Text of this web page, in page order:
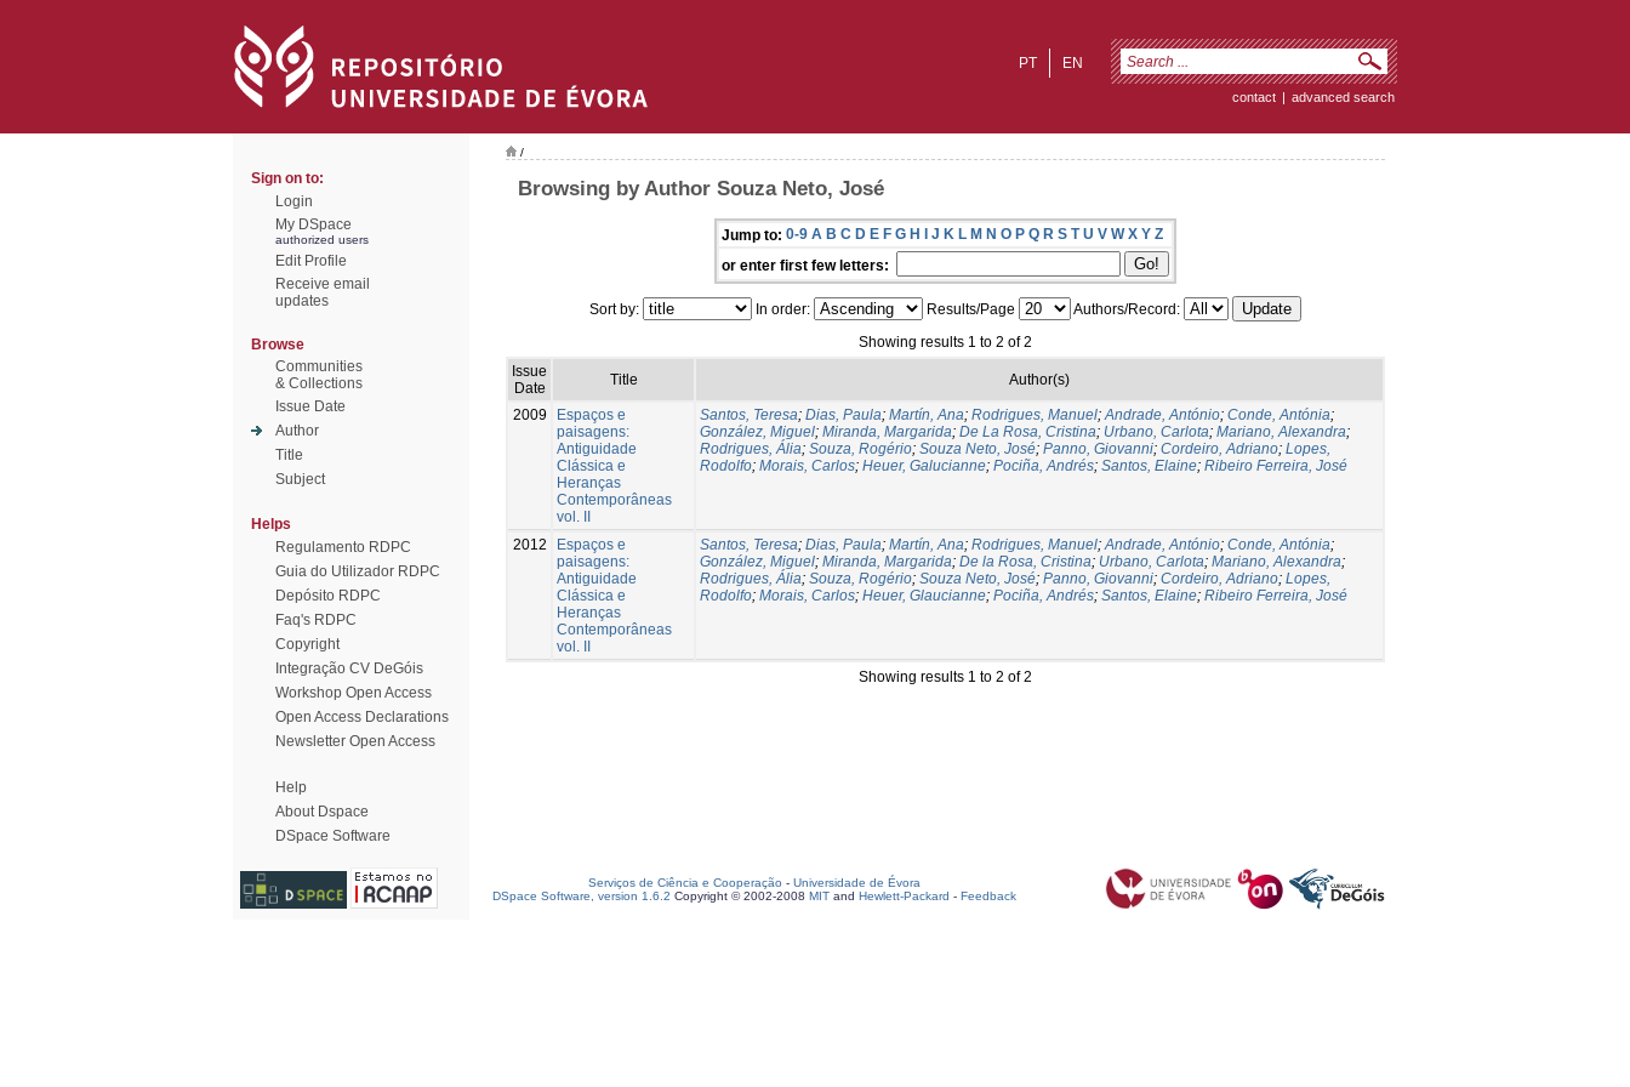
EN
PT
contact | advanced search
Sign on to:
Login
My DSpace
authorized users
Edit Profile
Receive email
updates
Browse
Communities
& Collections
Issue Date
Author
Title
Subject
Helps
Regulamento RDPC
Guia do Utilizador RDPC
Depósito RDPC
Faq's RDPC
Copyright
Integração CV DeGóis
Workshop Open Access
Open Access Declarations
Newsletter Open Access
Help
About Dspace
DSpace Software
/
Browsing by Author Souza Neto, José
Jump to: 0-9 A B C D E F G H I J K L M N O P Q R S T U V W X Y Z
or enter first few letters:
Sort by: In order: Results/Page
Authors/Record:
Showing results 1 to 2 of 2
Issue
Date
Title Author(s)
2009
Espaços e
paisagens:
Antiguidade
Clássica e
Heranças
Contemporâneas
vol. II
Santos, Teresa; Dias, Paula; Martín, Ana; Rodrigues, Manuel;Andrade, António; Conde, Antónia;
González, Miguel; Miranda, Margarida; De La Rosa, Cristina; Urbano, Carlota; Mariano, Alexandra;
Rodrigues, Ália; Souza, Rogério; Souza Neto, José; Panno, Giovanni; Cordeiro, Adriano; Lopes,
Rodolfo; Morais, Carlos; Heuer, Galucianne; Pociña, Andrés; Santos, Elaine; Ribeiro Ferreira, José
2012
Espaços e
paisagens:
Antiguidade
Clássica e
Heranças
Contemporâneas
vol. II
Santos, Teresa; Dias, Paula; Martín, Ana; Rodrigues, Manuel;Andrade, António; Conde, Antónia;
González, Miguel; Miranda, Margarida; De la Rosa, Cristina; Urbano, Carlota; Mariano, Alexandra;
Rodrigues, Ália; Souza, Rogério; Souza Neto, José; Panno, Giovanni; Cordeiro, Adriano; Lopes,
Rodolfo; Morais, Carlos; Heuer, Glaucianne; Pociña, Andrés; Santos, Elaine; Ribeiro Ferreira, José
Showing results 1 to 2 of 2
Serviços de Ciência e Cooperação - Universidade de Évora
DSpace Software, version 1.6.2 Copyright © 2002-2008 MIT and Hewlett-Packard - Feedback